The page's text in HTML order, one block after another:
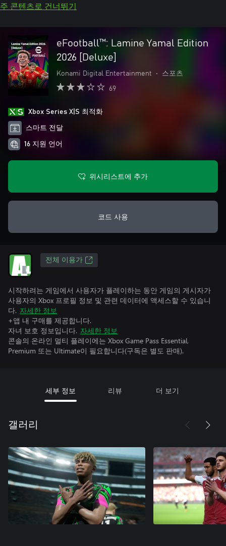
주 콘텐츠로 건너뛰기
eFootball™: Lamine Yamal Edition
2026 [Deluxe]
Konami Digital Entertainment • 스포츠
69
Xbox Series X|S 최적화
스마트 전달
16 지원 언어
위시리스트에 추가
코드 사용
전체 이용가
시작하려는 게임에서 사용자가 플레이하는 동안 게임의 게시자가
사용자의 Xbox 프로필 정보 및 관련 데이터에 액세스할 수 있습니
다. 자세한 정보
+앱 내 구매를 제공합니다.
자녀 보호 정보입니다. 자세한 정보
콘솔의 온라인 멀티 플레이에는 Xbox Game Pass Essential,
Premium 또는 Ultimate이 필요합니다(구독은 별도 판매).
세부 정보 리뷰 더 보기
갤러리